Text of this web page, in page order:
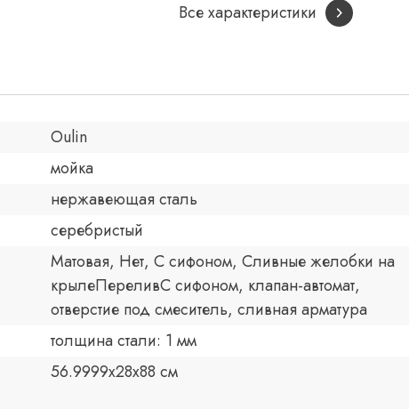
Все характеристики
Oulin
мойка
нержавеющая сталь
серебристый
Матовая, Нет, С сифоном, Сливные желобки на
крылеПереливС сифоном, клапан-автомат,
отверстие под смеситель, сливная арматура
толщина стали: 1 мм
56.9999x28x88 см